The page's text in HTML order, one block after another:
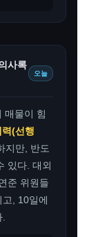
사록
오늘
매물이 힘
(선행
지만, 반도
있다. 대외
준 위원들
, 10일에